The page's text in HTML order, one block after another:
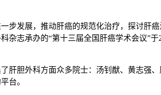
发展，推动肝癌的规范化治疗，探讨肝
志承办的“第十三届全国肝癌学术会议”
胆外科方面众多院士：汤钊猷、黄志强
台。